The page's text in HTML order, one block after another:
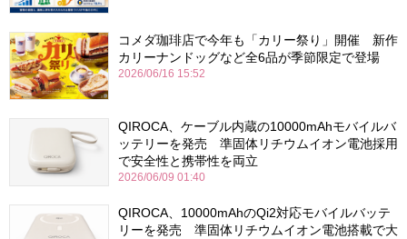
コメダ珈琲店で今年も「カリー祭り」開催 新作
カリーナンドッグなど全6品が季節限定で登場
2026/06/16 15:52
QIROCA、ケーブル内蔵の10000mAhモバイルバ
ッテリーを発売 準固体リチウムイオン電池採用
で安全性と携帯性を両立
2026/06/09 01:40
QIROCA、10000mAhのQi2対応モバイルバッテ
リーを発売 準固体リチウムイオン電池搭載で大